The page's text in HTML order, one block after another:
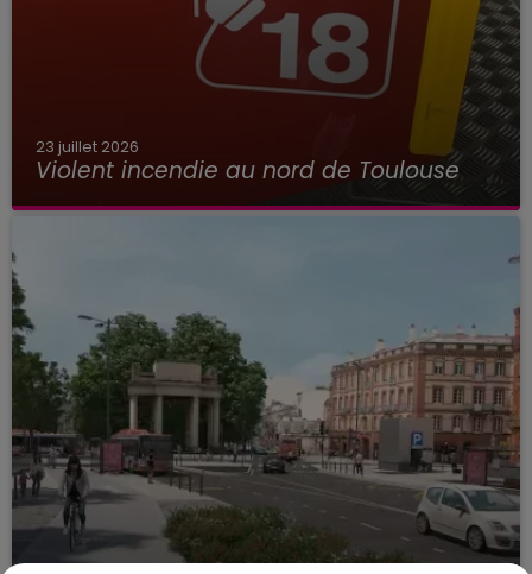
23 juillet 2026
Violent incendie au nord de Toulouse